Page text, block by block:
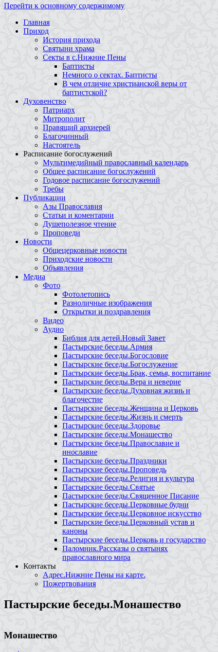
Перейти к основному содержимому
Главная
Приход
История прихода
Святыни храма
Секты в с.Нижние Пены
Баптисты
Немного о сектах. Баптисты
В чем отличие христианской веры от
баптистской?
Духовенство
Патриарх
Митрополит
Правящий архиерей
Благочинный
Настоятель
Расписание богослужений
Мультимедийный православный календарь
Общее расписание богослужений
Годовое расписание богослужений
Требы
Публикации
Азы Православия
Статьи и коментарии
Душеполезное чтение
Проповеди
Новости
Общецерковные новости
Приходские новости
Объявления
Медиа
Фото
Фотолетопись
Разноличные изображения
Открытки и поздравления
Видео
Аудио
Библия для детей.Новый Завет
Пастырские беседы.Армия
Пастырские беседы.Богословие
Пастырские беседы.Богослужение
Пастырские беседы.Брак, семья, воспитание
Пастырские беседы.Вера и неверие
Пастырские беседы.Духовная жизнь и
благочестие
Пастырские беседы.Женщина и Церковь
Пастырские беседы.Жизнь и смерть
Пастырские беседы.Здоровье
Пастырские беседы.Монашество
Пастырские беседы.Православие и
инославие
Пастырские беседы.Праздники
Пастырские беседы.Проповедь
Пастырские беседы.Религия и культура
Пастырские беседы.Святые
Пастырские беседы.Священное Писание
Пастырские беседы.Церковные будни
Пастырские беседы.Церковное искусство
Пастырские беседы.Церковный устав и
каноны
Пастырские беседы.Церковь и государство
Паломник.Рассказы о святынях
православного мира
Контакты
Адрес.Нижние Пены на карте.
Пожертвования
Пастырские беседы.Монашество
Монашество